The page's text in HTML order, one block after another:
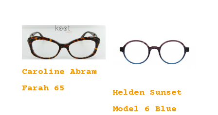
Caroline Abram
Farah 65
Helden Sunset
Model 6 Blue